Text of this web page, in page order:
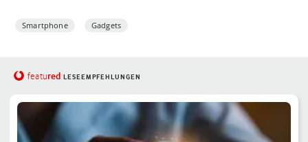
Smartphone Gadgets
featured LESEEMPFEHLUNGEN